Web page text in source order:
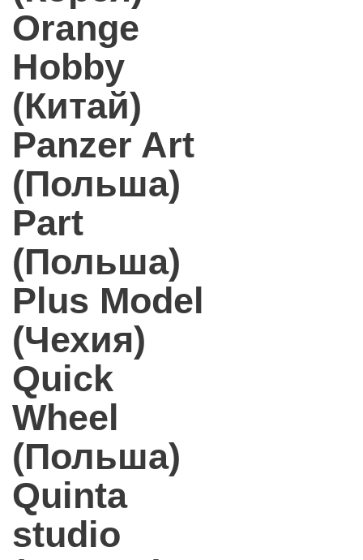
Orange
Hobby
(Китай)
Panzer Art
(Польша)
Part
(Польша)
Plus Model
(Чехия)
Quick
Wheel
(Польша)
Quinta
studio